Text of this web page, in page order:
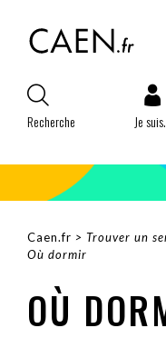
contenu
Recherche Je
FIL
D'ARIANE
Caen.fr Trouver un
Où dormir
OÙ